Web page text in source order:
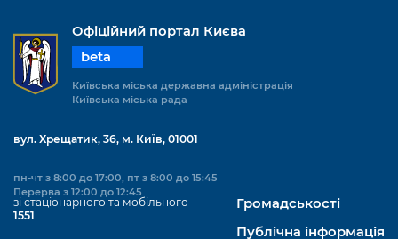
Офіційний портал Києва
beta
Київська міська державна адміністрація
Київська міська рада
вул. Хрещатик, 36, м. Київ, 01001
пн-чт з 8:00 до 17:00, пт з 8:00 до 15:45
Перерва з 12:00 до 12:45
зі стаціонарного та мобільного
1551
Громадськості
Публічна інформація